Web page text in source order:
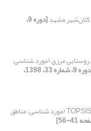
مشهد [دوره 9،
روستایی مرزی (مورد شناسی:
[دوره 9، شماره 33، 1398،
مطالعات مکان‌‌یابی اکوکمپ‌‌ها با استفاده از روش ارزیابی TOPSIS (مورد شناسی: مناطق